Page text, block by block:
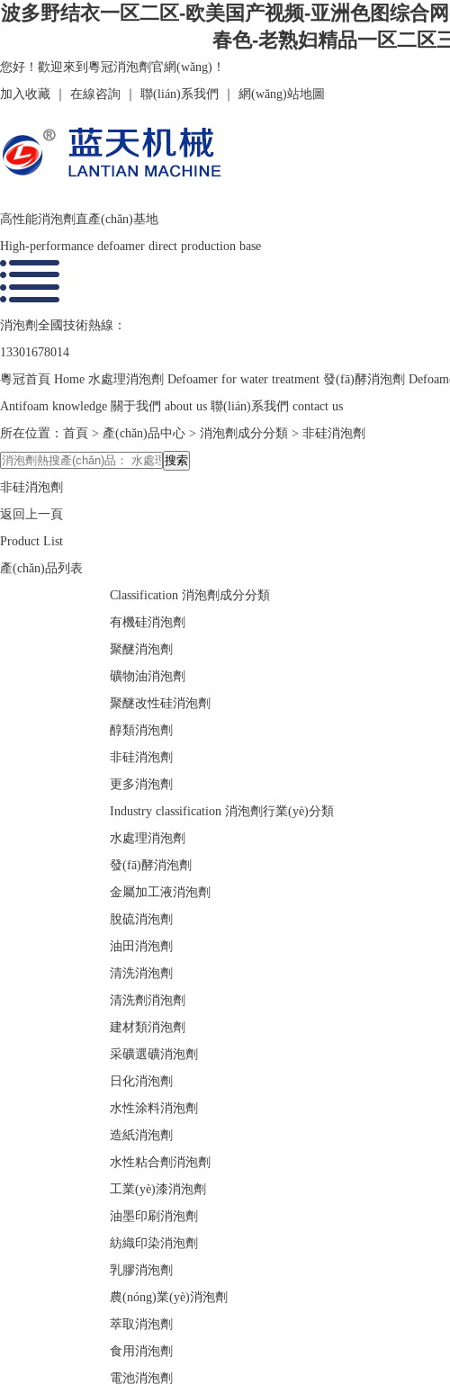
波多野结衣一区二区-欧美国产视频-亚洲色图综合
春色-老熟妇精品一区二区
您好！歡迎來到粵冠消泡劑官網(wǎng)！
加入收藏
在線咨詢 聯(lián)系我們 網(wǎng)站地圖
高性能消泡劑直產(chǎn)基地
High-performance defoamer direct production base
消泡劑全國技術熱線：
13301678014
粵冠首頁 Home 水處理消泡劑 Defoamer for water treatment 發(fā)酵消泡劑
Antifoam knowledge 關于我們 about us 聯(lián)系我們 contact us
所在位置： 首頁 > 產(chǎn)品中心 > 消泡劑成分分類 > 非硅消泡劑
非硅消泡劑
返回上一頁
Product List
產(chǎn)品列表
Classification 消泡劑成分分類
有機硅消泡劑
聚醚消泡劑
礦物油消泡劑
聚醚改性硅消泡劑
醇類消泡劑
非硅消泡劑
更多消泡劑
Industry classification 消泡劑行業(yè)分類
水處理消泡劑
發(fā)酵消泡劑
金屬加工液消泡劑
脫硫消泡劑
油田消泡劑
清洗消泡劑
清洗劑消泡劑
建材類消泡劑
采礦選礦消泡劑
日化消泡劑
水性涂料消泡劑
造紙消泡劑
水性粘合劑消泡劑
工業(yè)漆消泡劑
油墨印刷消泡劑
紡織印染消泡劑
乳膠消泡劑
農(nóng)業(yè)消泡劑
萃取消泡劑
食用消泡劑
電池消泡劑